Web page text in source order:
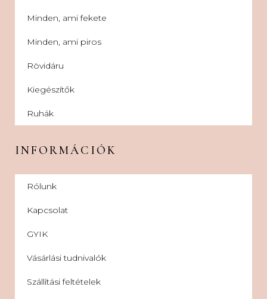
Minden, ami fekete
Minden, ami piros
Rövidáru
Kiegészítők
Ruhák
INFORMÁCIÓK
Rólunk
Kapcsolat
GYIK
Vásárlási tudnivalók
Szállítási feltételek